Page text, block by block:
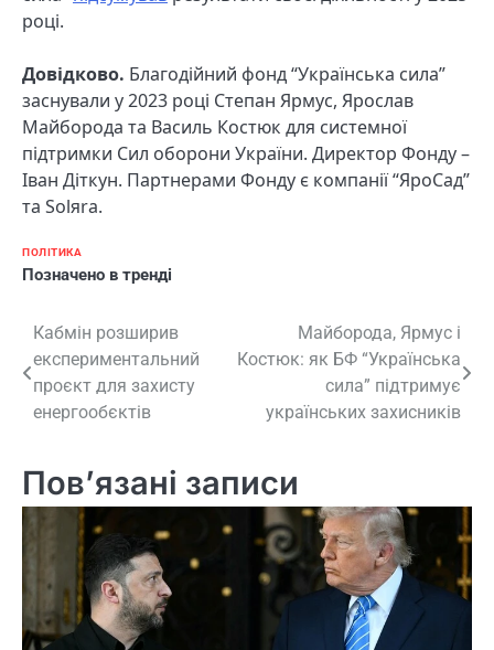
році.
Довідково. Благодійний фонд “Українська сила”
заснували у 2023 році Степан Ярмус, Ярослав
Майборода та Василь Костюк для системної
підтримки Сил оборони України. Директор Фонду –
Іван Діткун. Партнерами Фонду є компанії “ЯроСад”
та Solяra.
ПОЛІТИКА
Позначено в тренді
Навігація
записів
Кабмін розширив
експериментальний
проєкт для захисту
енергообєктів
Майборода, Ярмус і
Костюк: як БФ “Українська
сила” підтримує
українських захисників
Пов’язані записи